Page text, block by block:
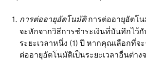
การต่ออายุอัตโนมัติการต่ออายุอัตโน
จะหักจากวิธีการชำระเงินที่บันทึกไว้
ระยะเวลาหนึ่ง (1) ปี หากคุณเลือกที่จ
ต่ออายุอัตโนมัติเป็นระยะเวลาอื่นต่า